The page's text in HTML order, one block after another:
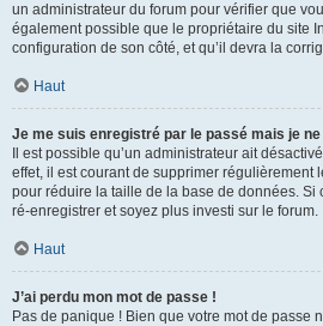
un administrateur du forum pour vérifier que
également possible que le propriétaire du site
configuration de son côté, et qu’il devra la
Haut
Je me suis enregistré par le passé mais je
Il est possible qu’un administrateur ait
effet, il est courant de supprimer régulièrement
pour réduire la taille de la base de données. Si
ré-enregistrer et soyez plus investi sur le forum.
Haut
J’ai perdu mon mot de passe !
Pas de panique ! Bien que votre mot de passe